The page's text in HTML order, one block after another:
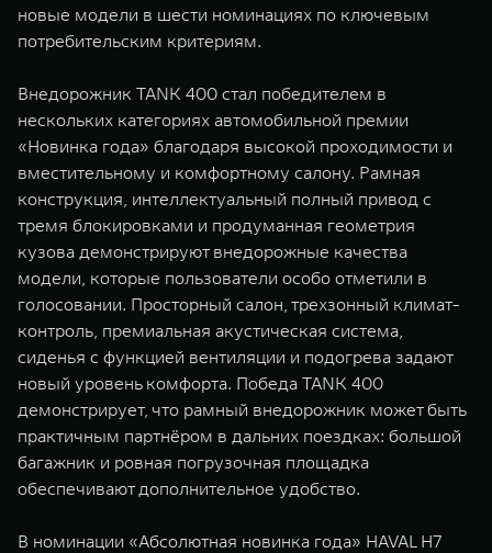
новые модели в шести номинациях по ключевым
потребительским критериям.
Внедорожник TANK 400 стал победителем в
нескольких категориях автомобильной премии
«Новинка года» благодаря высокой проходимости и
вместительному и комфортному салону. Рамная
конструкция, интеллектуальный полный привод с
тремя блокировками и продуманная геометрия
кузова демонстрируют внедорожные качества
модели, которые пользователи особо отметили в
голосовании. Просторный салон, трехзонный климат-
контроль, премиальная акустическая система,
сиденья с функцией вентиляции и подогрева задают
новый уровень комфорта. Победа TANK 400
демонстрирует, что рамный внедорожник может быть
практичным партнёром в дальних поездках: большой
багажник и ровная погрузочная площадка
обеспечивают дополнительное удобство.
В номинации «Абсолютная новинка года» HAVAL H7